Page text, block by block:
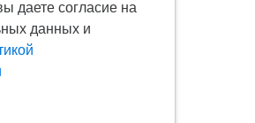
даете согласие на
данных и